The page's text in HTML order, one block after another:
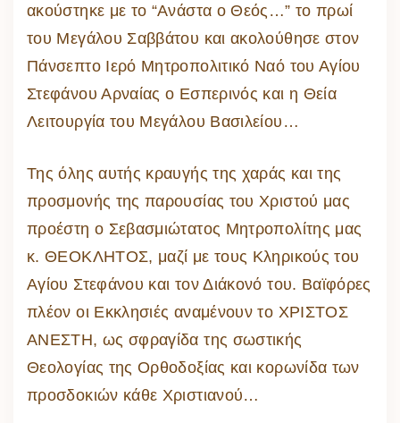
ακούστηκε με το “Ανάστα ο Θεός…” το πρωί
του Μεγάλου Σαββάτου και ακολούθησε στον
Πάνσεπτο Ιερό Μητροπολιτικό Ναό του Αγίου
Στεφάνου Αρναίας ο Εσπερινός και η Θεία
Λειτουργία του Μεγάλου Βασιλείου…
Της όλης αυτής κραυγής της χαράς και της
προσμονής της παρουσίας του Χριστού μας
προέστη ο Σεβασμιώτατος Μητροπολίτης μας
κ. ΘΕΟΚΛΗΤΟΣ, μαζί με τους Κληρικούς του
Αγίου Στεφάνου και τον Διάκονό του. Βαϊφόρες
πλέον οι Εκκλησιές αναμένουν το ΧΡΙΣΤΟΣ
ΑΝΕΣΤΗ, ως σφραγίδα της σωστικής
Θεολογίας της Ορθοδοξίας και κορωνίδα των
προσδοκιών κάθε Χριστιανού…